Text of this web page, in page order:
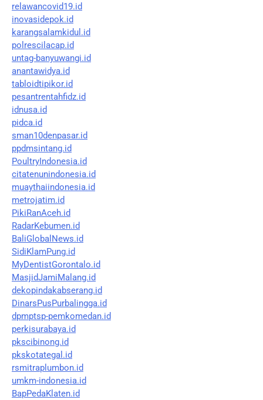
relawancovid19.id
inovasidepok.id
karangsalamkidul.id
polrescilacap.id
untag-banyuwangi.id
anantawidya.id
tabloidtipikor.id
pesantrentahfidz.id
idnusa.id
pidca.id
sman10denpasar.id
ppdmsintang.id
PoultryIndonesia.id
citatenunindonesia.id
muaythaiindonesia.id
metrojatim.id
PikiRanAceh.id
RadarKebumen.id
BaliGlobalNews.id
SidiKlamPung.id
MyDentistGorontalo.id
MasjidJamiMalang.id
dekopindakabserang.id
DinarsPusPurbalingga.id
dpmptsp-pemkomedan.id
perkisurabaya.id
pkscibinong.id
pkskotategal.id
rsmitraplumbon.id
umkm-indonesia.id
BapPedaKlaten.id